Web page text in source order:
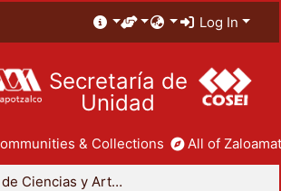
Log In
Secretaría de
Unidad
& Collections All of
División de Ciencias y Artes para el Diseño